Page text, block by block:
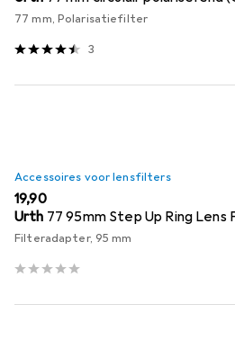
77 mm, Polarisatiefilter
3
Accessoires voor lensfilters
EUR
19,90
Urth 77 95mm Step Up Ring
Filteradapter, 95 mm